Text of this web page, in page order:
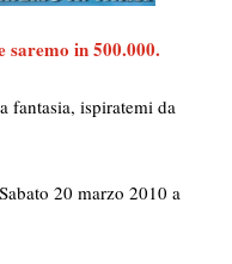
saremo in 500.000.
fantasia, ispiratemi da
20 marzo 2010 a